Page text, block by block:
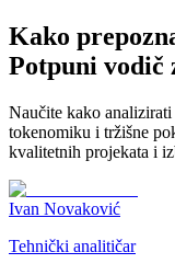
Kako
Potpuni vodič
Naučite kako
tokenomiku i tržišne
kvalitetnih projekata i
Ivan Novaković
Tehnički analitičar